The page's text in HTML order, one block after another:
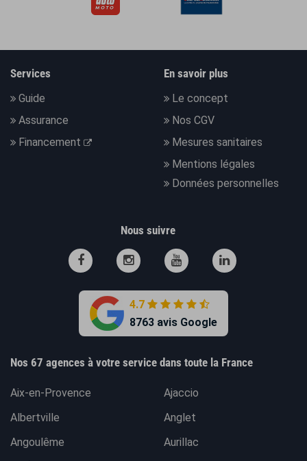
Services
Guide
Assurance
Financement
En savoir plus
Le concept
Nos CGV
Mesures sanitaires
Mentions légales
Données personnelles
Nous suivre
4.7
8763 avis Google
Nos 67 agences à votre service dans toute la France
Aix-en-Provence
Ajaccio
Albertville
Anglet
Angoulême
Aurillac